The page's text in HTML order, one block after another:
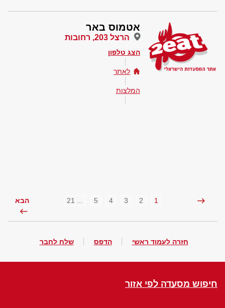
אטמוס באר
הרצל 203, רחובות
הצג טלפון
לאתר
המלצות
1
2
3
4
5 הבא
חזרה לעמוד ראשי הדפס שלח לחבר
חיפוש מסעדה לפי אזור